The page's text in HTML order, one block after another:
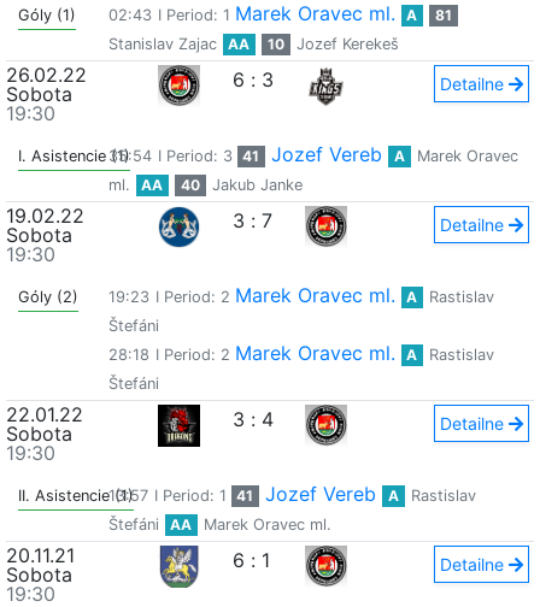
Góly (1) 02:43 I Period: 1 Marek Oravec ml. A
81
Stanislav Zajac
AA 10 Jozef Kerekeš
26.02.22
Sobota
19:30
6 : 3 Detailne
I. Asistencie (1)35:54 I Period: 3 41 Jozef Vereb A
Marek Oravec
ml.
AA 40 Jakub Janke
19.02.22
Sobota
19:30
3 : 7 Detailne
Góly (2) 19:23 I Period: 2 Marek Oravec ml. A
Rastislav
Štefáni
28:18 I Period: 2 Marek Oravec ml. A
Rastislav
Štefáni
22.01.22
Sobota
19:30
3 : 4 Detailne
II. Asistencie (1)
13:57 I Period: 1 41 Jozef Vereb A
Rastislav
Štefáni
AA Marek Oravec ml.
20.11.21
Sobota
19:30
6 : 1 Detailne